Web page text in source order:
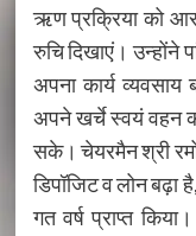
ऋण प्रक्रिया को
रुचि दिखाएं। उन्होंने
अपना कार्य
अपने खर्चे स्वयं वहन
सके। चेयरमैन श्री
डिपॉजिट व लोन
गत वर्ष प्राप्त